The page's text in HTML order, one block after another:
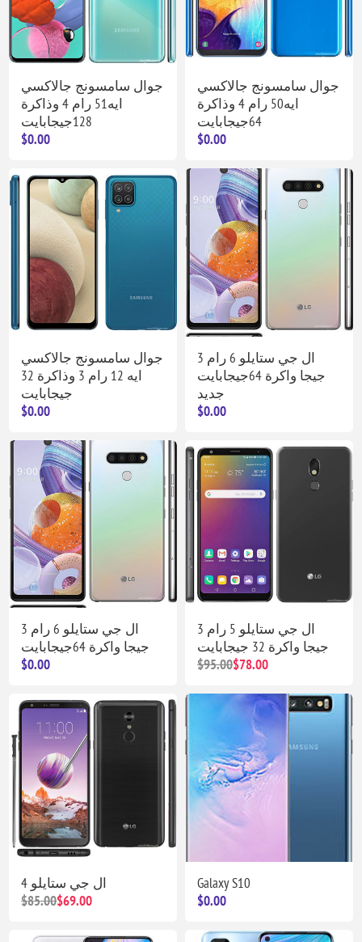
جوال سامسونج جالاكسي
ايه51 رام 4 وذاكرة
128جيجابايت
$0.00
جوال سامسونج جالاكسي
ايه50 رام 4 وذاكرة
64جيجابايت
$0.00
جوال سامسونج جالاكسي
ايه 12 رام 3 وذاكرة 32
جيجابايت
$0.00
ال جي ستايلو 6 رام 3
جيجا واكرة 64جيجابايت
جديد
$0.00
ال جي ستايلو 6 رام 3
جيجا واكرة 64جيجابايت
$0.00
ال جي ستايلو 5 رام 3
جيجا واكرة 32 جيجابايت
$95.00$78.00
ال جي ستايلو 4
$85.00$69.00
Galaxy S10
$0.00